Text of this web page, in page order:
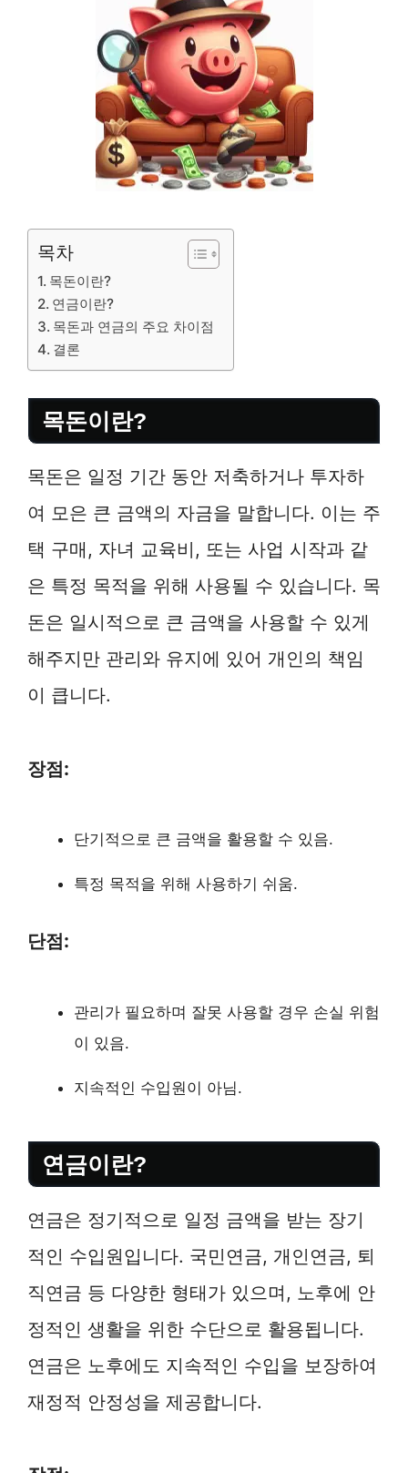
목차
목돈이란?
연금이란?
목돈과 연금의 주요 차이점
결론
목돈이란?
목돈은 일정 기간 동안 저축하거나 투자하
여 모은 큰 금액의 자금을 말합니다. 이는 주
택 구매, 자녀 교육비, 또는 사업 시작과 같
은 특정 목적을 위해 사용될 수 있습니다. 목
돈은 일시적으로 큰 금액을 사용할 수 있게
해주지만 관리와 유지에 있어 개인의 책임
이 큽니다.
장점:
단기적으로 큰 금액을 활용할 수 있음.
특정 목적을 위해 사용하기 쉬움.
단점:
관리가 필요하며 잘못 사용할 경우 손실 위험
이 있음.
지속적인 수입원이 아님.
연금이란?
연금은 정기적으로 일정 금액을 받는 장기
적인 수입원입니다. 국민연금, 개인연금, 퇴
직연금 등 다양한 형태가 있으며, 노후에 안
정적인 생활을 위한 수단으로 활용됩니다.
연금은 노후에도 지속적인 수입을 보장하여
재정적 안정성을 제공합니다.